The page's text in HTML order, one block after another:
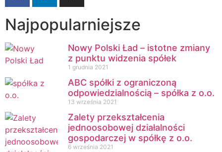
Najpopularniejsze
Nowy Polski Ład – istotne zmiany
z punktu widzenia spółek
1 grudnia 2021
ABC spółki z ograniczoną
odpowiedzialnością – spółka z o.o.
13 września 2021
Zalety przekształcenia
jednoosobowej działalności
gospodarczej w spółkę z o.o.
6 września 2021